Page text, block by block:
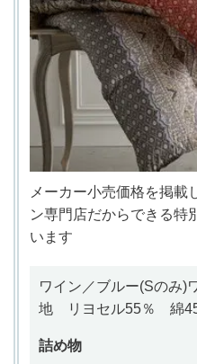
メーカー小売価格を掲載
ン専門店だからできる特
います
ワイン／ブルー(Sのみ)
地
リヨセル55％ 綿
詰め物